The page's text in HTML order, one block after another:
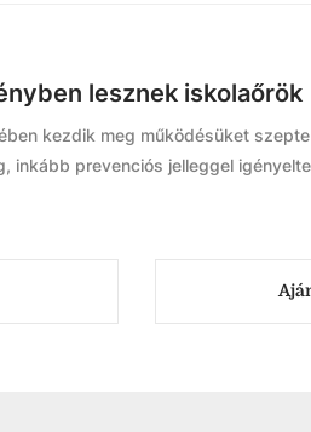
lesznek iskolaőrök
kezdik meg működésüket
inkább prevenciós jelleggel